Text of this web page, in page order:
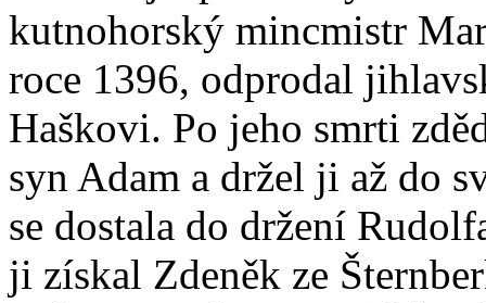
kutnohorský mincmistr
roce 1396, odprodal
Haškovi. Po jeho smrti
syn Adam a držel ji až do
se dostala do držení
ji získal Zdeněk ze